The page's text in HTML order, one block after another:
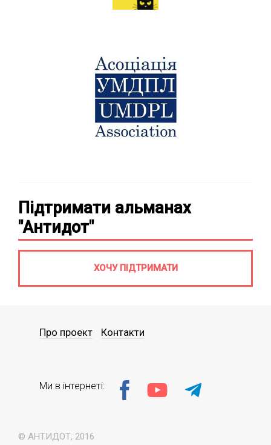
Підтримати альманах
"Антидот"
ХОЧУ ПІДТРИМАТИ
© АНТИДОТ, 2016
Про проект Контакти
Ми в інтернеті: